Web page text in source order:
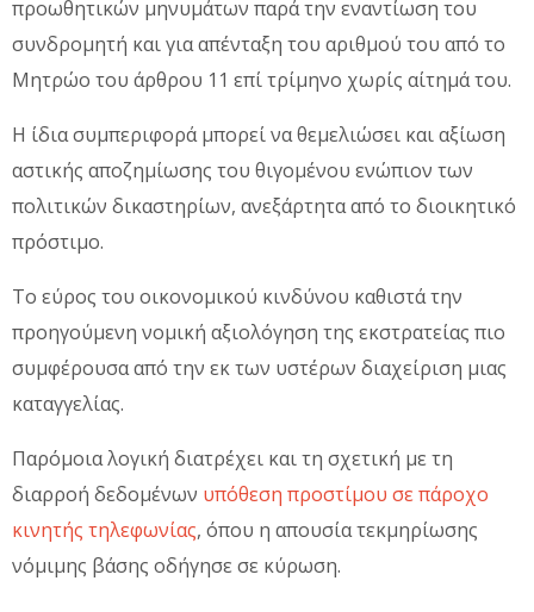
προωθητικών μηνυμάτων παρά την εναντίωση του
συνδρομητή και για απένταξη του αριθμού του από το
Μητρώο του άρθρου 11 επί τρίμηνο χωρίς αίτημά του.
Η ίδια συμπεριφορά μπορεί να θεμελιώσει και αξίωση
αστικής αποζημίωσης του θιγομένου ενώπιον των
πολιτικών δικαστηρίων, ανεξάρτητα από το διοικητικό
πρόστιμο.
Το εύρος του οικονομικού κινδύνου καθιστά την
προηγούμενη νομική αξιολόγηση της εκστρατείας πιο
συμφέρουσα από την εκ των υστέρων διαχείριση μιας
καταγγελίας.
Παρόμοια λογική διατρέχει και τη σχετική με τη
διαρροή δεδομένων υπόθεση προστίμου σε πάροχο
κινητής τηλεφωνίας, όπου η απουσία τεκμηρίωσης
νόμιμης βάσης οδήγησε σε κύρωση.